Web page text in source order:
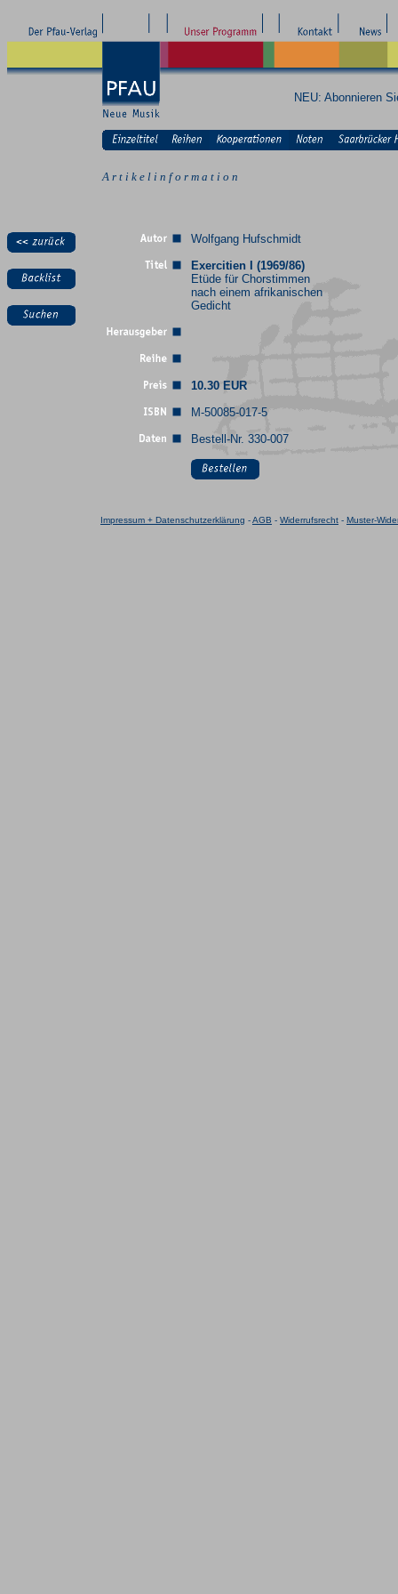
NEU: Abonnieren
A r t i k e l i n f o r m a t i o n
Wolfgang Hufschmidt
Exercitien I (1969/86)
Etüde für Chorstimmen
nach einem afrikanischen
Gedicht
10.30 EUR
M-50085-017-5
Bestell-Nr. 330-007
Impressum + Datenschutzerklärung -AGB - Widerrufsrecht - Muster-